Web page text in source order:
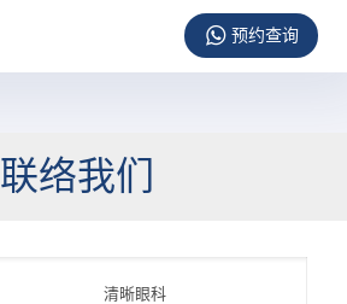
联络我们
清晰眼科